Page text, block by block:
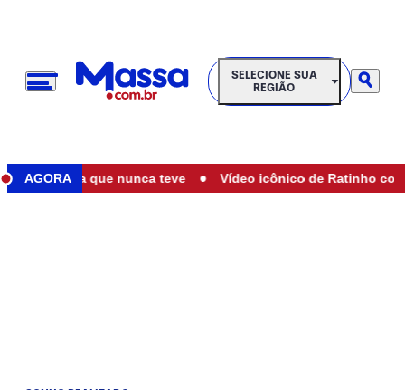
SELECIONE SUA REGIÃO
SELECIONE SUA
REGIÃO
AGORA
filha que nunca teve • Vídeo icônico de Ratinho com